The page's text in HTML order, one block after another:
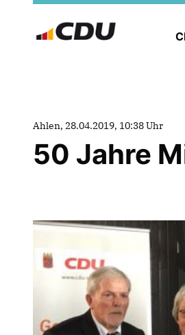
Ahlen, 28.04.2019, 10:38 Uhr
50 Jahre